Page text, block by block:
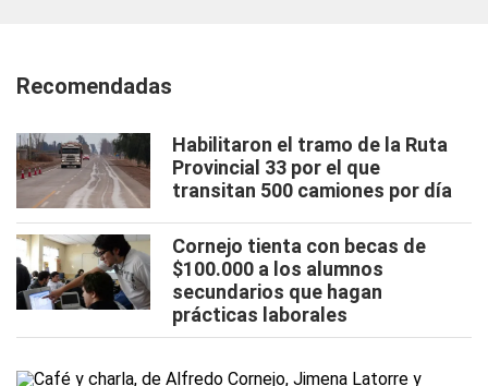
Recomendadas
Habilitaron el tramo de la Ruta
Provincial 33 por el que
transitan 500 camiones por día
Cornejo tienta con becas de
$100.000 a los alumnos
secundarios que hagan
prácticas laborales